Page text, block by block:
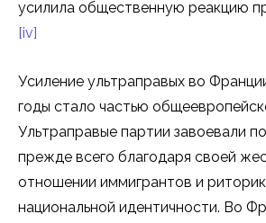
усилила общественную реакцию
[iv]
Усиление ультраправых во
годы стало частью
Ультраправые партии завоевали
прежде всего благодаря своей
отношении иммигрантов и
национальной идентичности. Во